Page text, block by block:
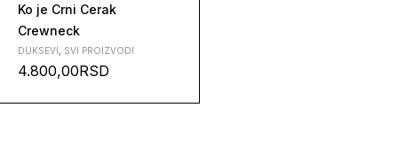
Ko je Crni Cerak
Crewneck
DUKSEVI SVI PROIZVODI
4.800,00RSD